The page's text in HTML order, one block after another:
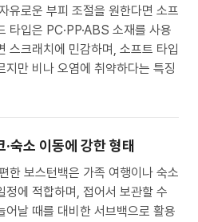
유로운 부피 조절을 원한다면 소프
타입은 PC·PP·ABS 소재를 사용
스크래치에 민감하며, 소프트 타입
만 비나 오염에 취약하다는 특징
숙소 이동에 강한 형태
한 보스턴백은 가족 여행이나 숙소
정에 적합하며, 접어서 보관할 수
어날 때를 대비한 서브백으로 활용